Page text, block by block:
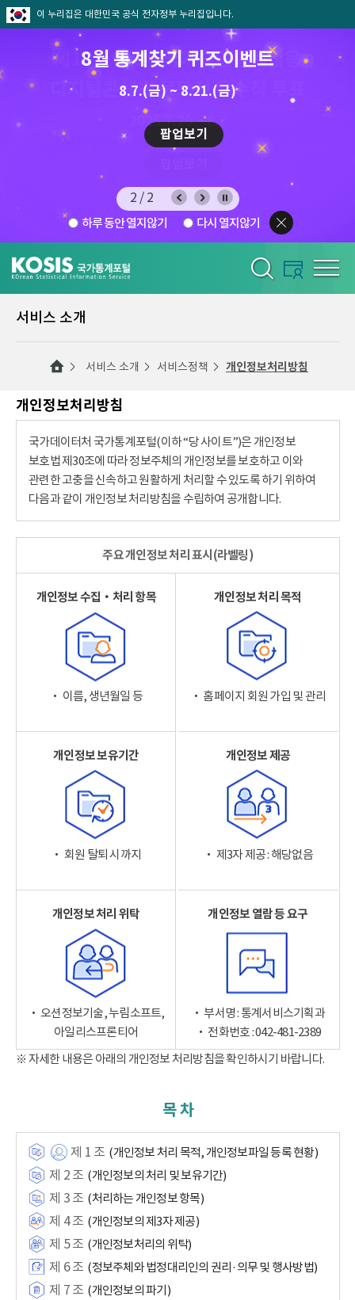
이 누리집은 대한민국 공식 전자정부 누리집입니다.
2026.7.29 ~ 8.7
8월 통계찾기 퀴즈이벤트
8.7.(금) ~ 8.21.(금)
팝업보기
2/2
하루 동안 열지않기 다시 열지않기
서비스 소개
서비스 소개 서비스정책 개인정보처리방침
개인정보처리방침
국가데이터처 국가통계포털(이하 “당 사이트”)은 개인정보
보호법 제30조에 따라 정보주체의 개인정보를 보호하고 이와
관련한 고충을 신속하고 원활하게 처리할 수 있도록 하기 위하여
다음과 같이 개인정보 처리방침을 수립하여 공개합니다.
주요 개인정보 처리 표시(라벨링)
개인정보 수집‧처리 항목
‧ 이름, 생년월일 등
개인정보 처리 목적
‧ 홈페이지 회원 가입 및 관리
개인정보 보유기간
‧ 회원 탈퇴 시까지
개인정보 제공
‧ 제3자 제공 : 해당없음
개인정보 처리 위탁
‧ 오션정보기술, 누림소프트,
아일리스프론티어
개인정보 열람 등 요구
‧ 부서명 : 통계서비스기획과
‧ 전화번호 : 042-481-2389
※ 자세한 내용은 아래의 개인정보 처리방침을 확인하시기 바랍니다.
목 차
제 1 조 (개인정보 처리 목적, 개인정보파일 등록 현황)
제 2 조 (개인정보의 처리 및 보유기간)
제 3 조 (처리하는 개인정보 항목)
제 4 조 (개인정보의 제3자 제공)
제 5 조 (개인정보처리의 위탁)
제 6 조 (정보주체와 법정대리인의 권리·의무 및 행사방법)
제 7 조 (개인정보의 파기)